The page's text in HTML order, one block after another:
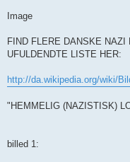
Image
FIND FLERE DANSKE
UFULDENDTE LISTE HER:
http://da.wikipedia.org/wiki/
"HEMMELIG (NAZISTISK)
billed 1: